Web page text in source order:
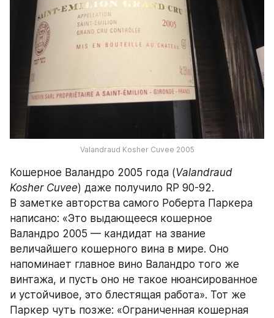
Valandraud Kosher Cuvee 2005
Кошерное Валандро 2005 года (Valandraud
Kosher Cuvee) даже получило RP 90-92.
В заметке авторства самого Роберта Паркера
написано: «Это выдающееся кошерное
Валандро 2005 — кандидат на звание
величайшего кошерного вина в мире. Оно
напоминает главное вино Валандро того же
винтажа, и пусть оно не такое нюансированное
и устойчивое, это блестящая работа». Тот же
Паркер чуть позже: «Ограниченная кошерная